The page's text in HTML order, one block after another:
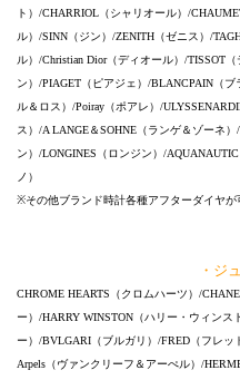
ト）/CHARRIOL（シャリオール）/
ル）/SINN（ジン）/ZENITH（ゼニス）/
ル）/Christian Dior（ディオール）/TISSOT
ン）/PIAGET（ピアジェ）/BLANCPAIN（
ル＆ロス）/Poiray（ポアレ）/
ス）/A LANGE＆SOHNE（ランゲ＆ゾーネ
ン）/LONGINES（ロンジン）/
ノ）
※その他ブランド時計各種アフターダイヤが
・ジ
CHROME HEARTS（クロムハーツ）/
ー）/HARRY WINSTON（ハリー・ウィン
ー）/BVLGARI（ブルガリ）/FRED（フレッ
Arpels（ヴァンクリーフ＆アーぺル）/